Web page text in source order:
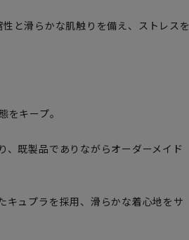
と滑らかな肌触りを備え、ストレスを
キープ。
既製品でありながらオーダーメイド
キュプラを採用、滑らかな着心地をサ